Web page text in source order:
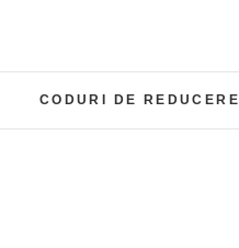
CODURI DE REDUCERE